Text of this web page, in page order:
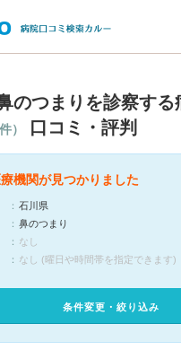
のつまりを診察する
） 口コミ・評判
機関が見つかりました
石川県
鼻のつまり
なし
なし (曜日や時間帯を指定できます)
条件変更・絞り込み